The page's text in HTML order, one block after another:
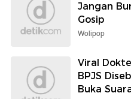
Jangan
Gosip
Wolipop
Viral
BPJS
Buka